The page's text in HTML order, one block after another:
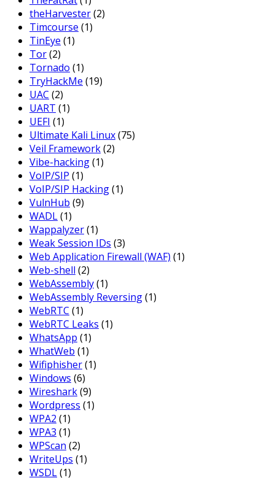
theHarvester(2)
Timcourse (1)
TinEye (1)
Tor(2)
Tornado (1)
TryHackMe (19)
UAC (2)
UART (1)
UEFI (1)
Ultimate Kali Linux(75)
Veil Framework(2)
Vibe-hacking(1)
VoIP/SIP (1)
VoIP/SIP Hacking(1)
VulnHub (9)
WADL(1)
Wappalyzer(1)
Weak Session IDs (3)
Web Application Firewall (WAF) (1)
Web-shell (2)
WebAssembly(1)
WebAssembly Reversing(1)
WebRTC (1)
WebRTC Leaks (1)
WhatsApp (1)
WhatWeb (1)
Wifiphisher(1)
Windows (6)
Wireshark(9)
Wordpress (1)
WPA2 (1)
WPA3 (1)
WPScan (2)
WriteUps (1)
WSDL(1)